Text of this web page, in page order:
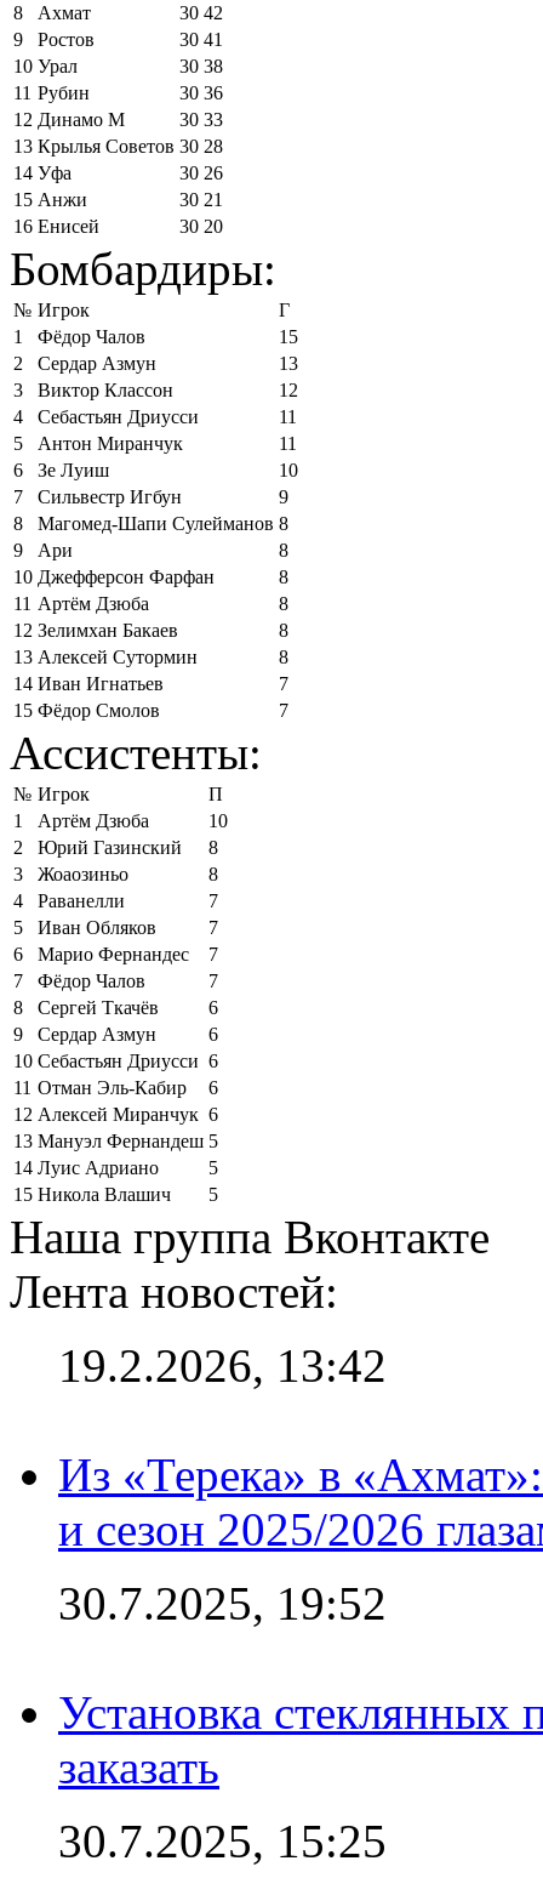
8
Ахмат 30 42
9
Ростов 30 41
10 Урал 30 38
11 Рубин 30 36
12 Динамо М 30 33
13 Крылья Советов 30 28
14 Уфа 30 26
15 Анжи 30 21
16 Енисей 30 20
Бомбардиры:
№ Игрок
Г
1
Фёдор Чалов
15
2
Сердар Азмун
13
3
Виктор Классон
12
4
Себастьян Дриусси
11
5
Антон Миранчук
11
6
Зе Луиш
10
7
Сильвестр Игбун
9
8
Магомед-Шапи Сулейманов 8
9
Ари
8
10 Джефферсон Фарфан
8
11 Артём Дзюба
8
12 Зелимхан Бакаев
8
13 Алексей Сутормин
8
14 Иван Игнатьев
7
15 Фёдор Смолов 7
Ассистенты:
№ Игрок
П
1
Артём Дзюба
10
2
Юрий Газинский
8
3
Жоаозиньо
8
4
Раванелли
7
5
Иван Обляков
7
6
Марио Фернандес
7
7
Фёдор Чалов
7
8
Сергей Ткачёв
6
9
Сердар Азмун
6
10 Себастьян Дриусси 6
11 Отман Эль-Кабир
6
12 Алексей Миранчук 6
13 Мануэл Фернандеш 5
14 Луис Адриано
5
15 Никола Влашич 5
Наша группа Вконтакте
Лента новостей:
19.2.2026, 13:42
Из «Терека» в
и сезон 2025/2026
30.7.2025, 19:52
Установка стеклянных
заказать
30.7.2025, 15:25